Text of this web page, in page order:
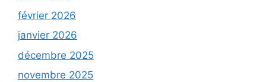
février 2026
janvier 2026
décembre 2025
novembre 2025